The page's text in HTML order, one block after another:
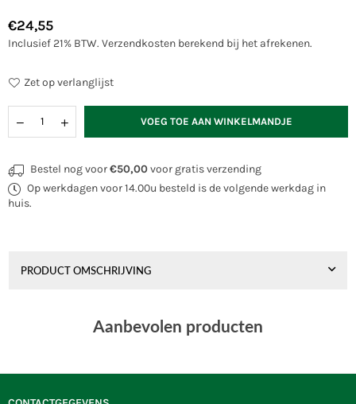
Normale
prijs
€24,55
Inclusief 21% BTW. Verzendkosten berekend bij het afrekenen.
Zet op verlanglijst
VOEG TOE AAN WINKELMANDJE
Bestel nog voor€50,00voor gratis verzending
Op werkdagen voor 14.00u besteld is de volgende werkdag in
huis.
PRODUCT OMSCHRIJVING
Aanbevolen producten